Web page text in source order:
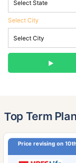
Select City
Top Term
Price revising on